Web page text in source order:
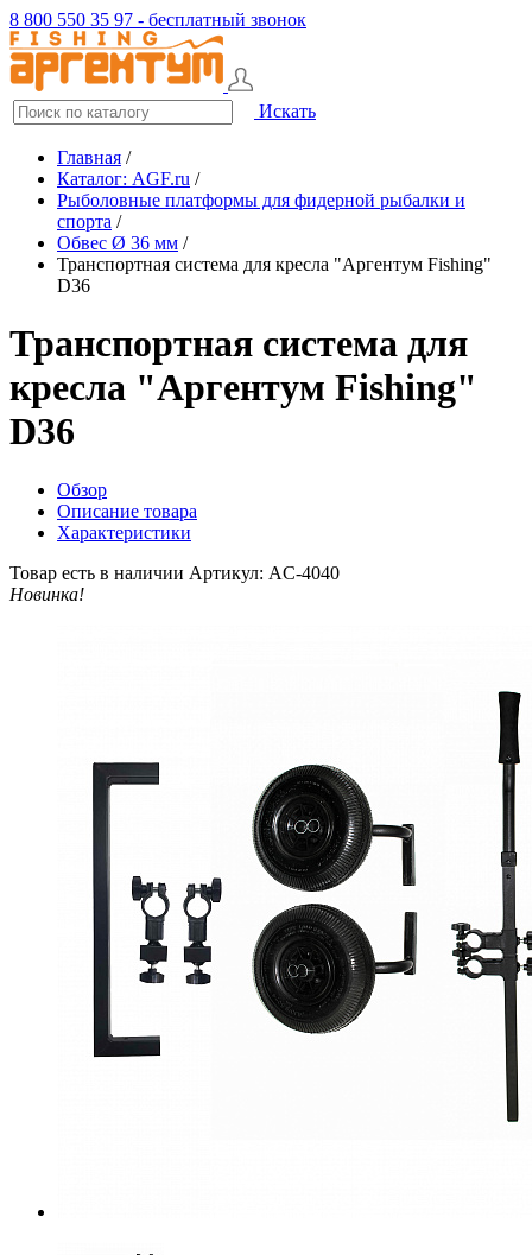
8 800 550 35 97 - бесплатный звонок
Искать
Главная /
Каталог: AGF.ru /
Рыболовные платформы для фидерной рыбалки и
спорта /
Обвес Ø 36 мм /
Транспортная система для кресла "Аргентум Fishing"
D36
Транспортная система для
кресла "Аргентум Fishing"
D36
Обзор
Описание товара
Характеристики
Товар есть в наличии Артикул: AC-4040
Новинка!